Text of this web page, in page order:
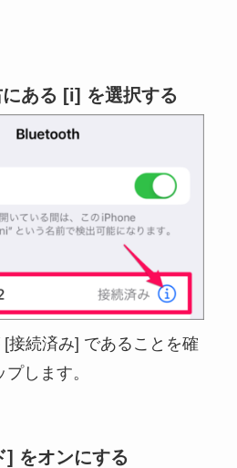
ある [i] を選択する
接続済み] であることを確
します。
] をオンにする